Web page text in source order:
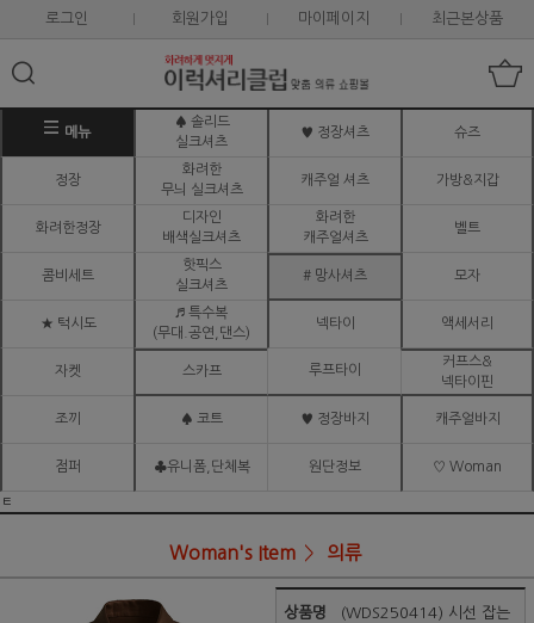
로그인 회원가입 마이페이지 최근본상품
메뉴
♠ 솔리드
실크셔츠
♥ 정장셔츠 슈즈
정장
화려한
무늬 실크셔츠
캐주얼 셔츠 가방&지갑
화려한정장
디자인
배색실크셔츠
화려한
캐주얼셔츠
벨트
콤비세트
핫픽스
실크셔츠
# 망사셔츠 모자
★ 턱시도
♬ 특수복
(무대.공연,댄스)
넥타이 액세서리
자켓 스카프 루프타이
커프스&
넥타이핀
조끼 ♠ 코트 ♥ 정장바지 캐주얼바지
점퍼 ♣유니폼,단체복 원단정보 ♡ Woman
ㅌ
Woman's Item 의류
상품명 (WDS250414) 시선 잡는